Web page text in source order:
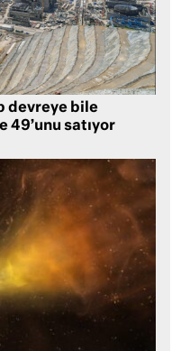
devreye bile
49’unu satıyor